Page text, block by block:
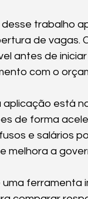
trabalho
de vagas.
antes de
com o
aplicação está
de forma
e salários
melhora a
uma ferramenta